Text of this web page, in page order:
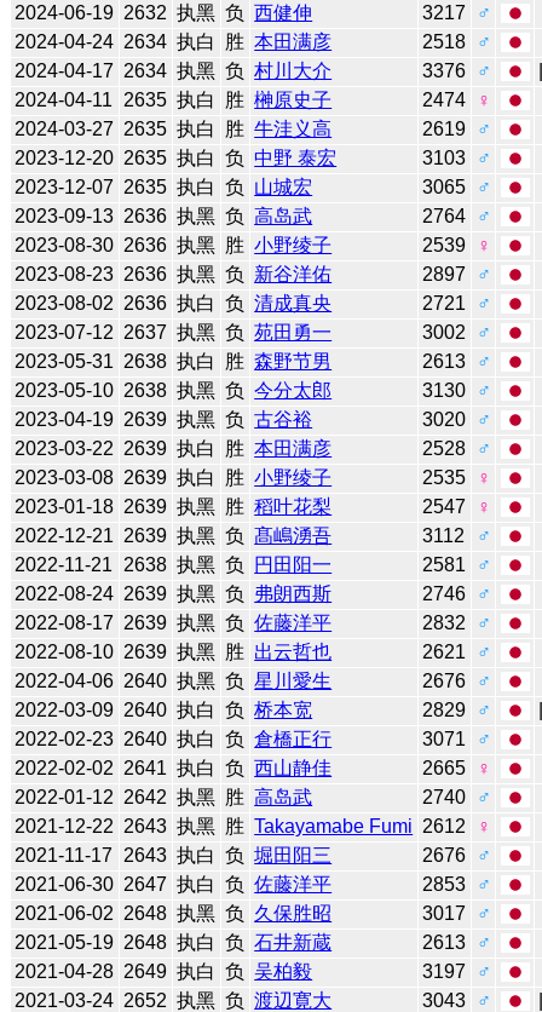
2024-06-19 2632 执黑 负 西健伸 3217
♂
2024-04-24 2634 执白 胜 本田满彦 2518
♂
2024-04-17 2634 执黑 负 村川大介 3376 ♂
2024-04-11
2635 执白 胜 榊原史子 2474
♀
2024-03-27 2635 执白 胜 牛洼义高 2619
♂
2023-12-20 2635 执白 负 中野 泰宏 3103
♂
2023-12-07 2635 执白 负 山城宏 3065
♂
2023-09-13 2636 执黑 负 高岛武 2764
♂
2023-08-30 2636 执黑 胜 小野绫子 2539
♀
2023-08-23 2636 执黑 负 新谷洋佑 2897
♂
2023-08-02 2636 执白 负 清成真央 2721
♂
2023-07-12 2637 执黑 负 苑田勇一 3002
♂
2023-05-31 2638 执白 胜 森野节男 2613
♂
2023-05-10 2638 执黑 负 今分太郎 3130
♂
2023-04-19 2639 执黑 负 古谷裕 3020
♂
2023-03-22 2639 执白 胜 本田满彦 2528
♂
2023-03-08 2639 执白 胜 小野绫子 2535
♀
2023-01-18 2639 执黑 胜 稻叶花梨 2547
♀
2022-12-21 2639 执黑 负 髙嶋湧吾 3112
♂
2022-11-21
2638 执黑 负 円田阳一 2581
♂
2022-08-24 2639 执黑 负 弗朗西斯 2746
♂
2022-08-17 2639 执黑 负 佐藤洋平 2832
♂
2022-08-10 2639 执黑 胜 出云哲也 2621
♂
2022-04-06 2640 执黑 负 星川愛生 2676
♂
2022-03-09 2640 执白 负 桥本宽 2829 ♂
2022-02-23 2640 执白 负 倉橋正行 3071
♂
2022-02-02 2641 执白 负 西山静佳 2665
♀
2022-01-12 2642 执黑 胜 高岛武 2740
♂
2021-12-22 2643 执黑 胜 Takayamabe Fumi 2612
♀
2021-11-17
2643 执白 负 堀田阳三 2676
♂
2021-06-30 2647 执白 负 佐藤洋平 2853
♂
2021-06-02 2648 执黑 负 久保胜昭 3017
♂
2021-05-19 2648 执白 负 石井新蔵 2613
♂
2021-04-28 2649 执白 负 吴柏毅 3197
♂
2021-03-24 2652 执黑 负 渡辺寛大 3043 ♂